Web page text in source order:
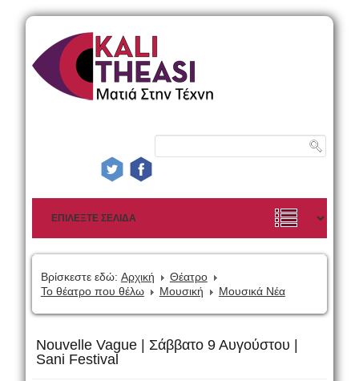
Βρίσκεστε εδώ: Αρχική
Θέατρο
Το θέατρο που θέλω
Μουσική Μουσικά Νέα
Nouvelle Vague | Σάββατο 9 Αυγούστου |
Sani Festival